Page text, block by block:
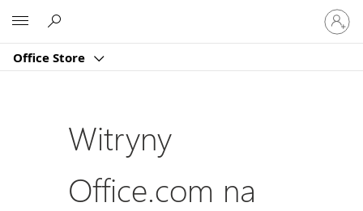
Office Store
Zaloguj
się
do
konta
Witryny
Office.com na